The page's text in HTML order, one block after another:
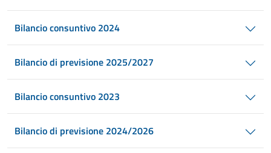
Bilancio consuntivo 2024
Bilancio di previsione 2025/2027
Bilancio consuntivo 2023
Bilancio di previsione 2024/2026